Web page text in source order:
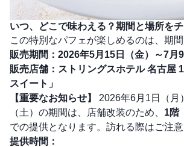
いつ、どこで味わえる？期間と場所をチ
この特別なパフェが楽しめるのは、期間
販売期間：2026年5月15日（金）～7月9
販売店舗：ストリングスホテル 名古屋
スイート」
【重要なお知らせ】
2026年6月1日（月
（土）の期間は、店舗改装のため、 1階
での提供となります。訪れる際はご注意
提供時間：